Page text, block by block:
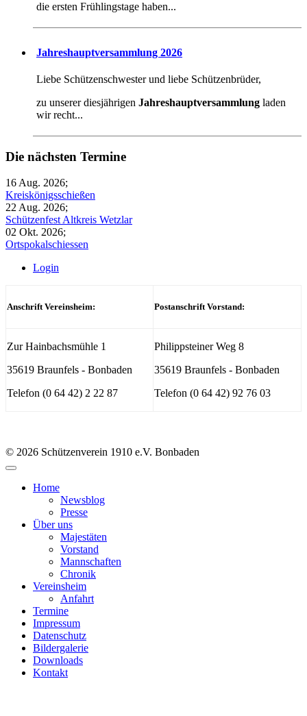
die ersten Frühlingstage haben...
Jahreshauptversammlung 2026
Liebe Schützenschwester und liebe Schützenbrüder,
zu unserer diesjährigen Jahreshauptversammlung laden
wir recht...
Die nächsten Termine
16 Aug. 2026;
Kreiskönigsschießen
22 Aug. 2026;
Schützenfest Altkreis Wetzlar
02 Okt. 2026;
Ortspokalschiessen
Login
Anschrift Vereinsheim: Postanschrift Vorstand:
Zur Hainbachsmühle 1
35619 Braunfels - Bonbaden
Telefon (0 64 42) 2 22 87
Philippsteiner Weg 8
35619 Braunfels - Bonbaden
Telefon (0 64 42) 92 76 03
© 2026 Schützenverein 1910 e.V. Bonbaden
Home
Newsblog
Presse
Über uns
Majestäten
Vorstand
Mannschaften
Chronik
Vereinsheim
Anfahrt
Termine
Impressum
Datenschutz
Bildergalerie
Downloads
Kontakt